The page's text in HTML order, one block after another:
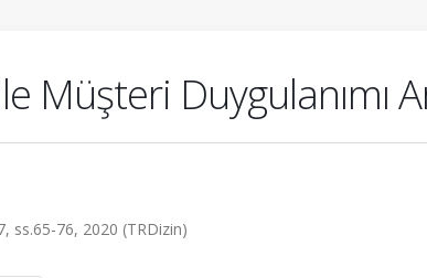
Müşteri Duygulanımı
ss.65-76, 2020 (TRDizin)